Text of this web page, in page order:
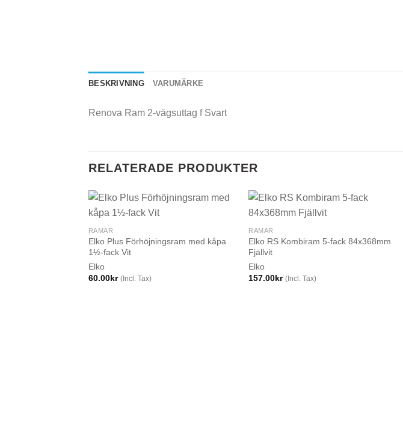
BESKRIVNING VARUMÄRKE
Renova Ram 2-vägsuttag f Svart
RELATERADE PRODUKTER
RAMAR
Elko Plus Förhöjningsram med kåpa
1½-fack Vit
Elko
60.00kr (Incl. Tax)
RAMAR
Elko RS Kombiram 5-fack 84x368mm
Fjällvit
Elko
157.00kr (Incl. Tax)